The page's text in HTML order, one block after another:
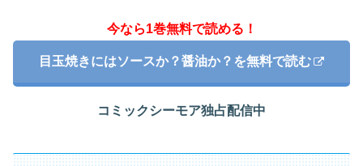
今なら1巻無料で読める！
目玉焼きにはソースか？醤油か？を無料で読む
コミックシーモア独占配信中